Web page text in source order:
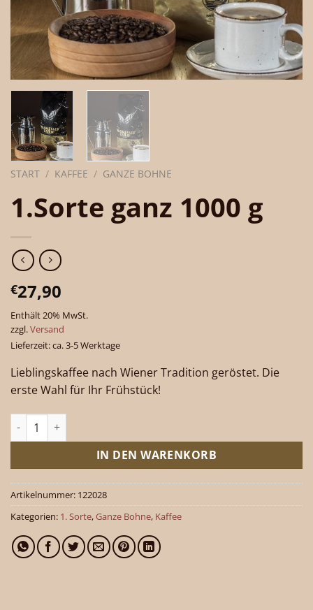
START / KAFFEE / GANZE BOHNE
1.Sorte ganz 1000 g
€27,90
Enthält 20% MwSt.
zzgl.Versand
Lieferzeit: ca. 3-5 Werktage
Lieblingskaffee nach Wiener Tradition geröstet. Die
erste Wahl für Ihr Frühstück!
1.Sorte ganz 1000 g Menge
IN DEN WARENKORB
Artikelnummer: 122028
Kategorien: 1. Sorte,Ganze Bohne, Kaffee